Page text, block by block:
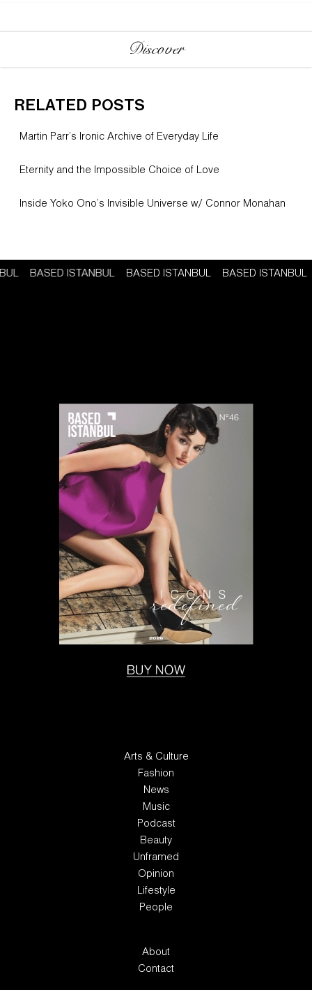
Discover
RELATED POSTS
Martin Parr’s Ironic Archive of Everyday Life
Eternity and the Impossible Choice of Love
Inside Yoko Ono’s Invisible Universe w/ Connor Monahan
BASED ISTANBUL BASED ISTANBUL BASED ISTANBUL
Arts & Culture
Fashion
News
Music
Podcast
Beauty
Unframed
Opinion
Lifestyle
People
About
Contact